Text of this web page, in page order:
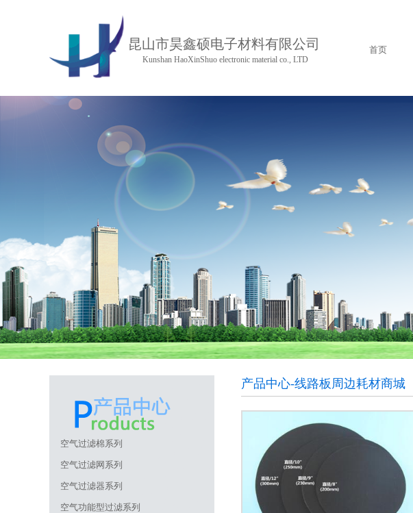
昆山市昊鑫硕电子材料有限公司
Kunshan HaoXinShuo electronic material co., LTD
首页
空气过滤棉系列
空气过滤网系列
空气过滤器系列
空气功能型过滤系列
产品中心-线路板周边耗材商城